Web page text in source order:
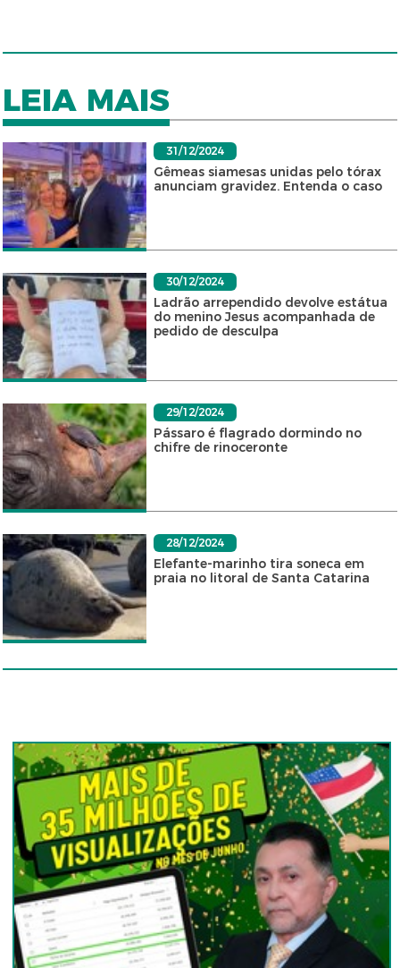
LEIA MAIS
31/12/2024
Gêmeas siamesas unidas pelo tórax
anunciam gravidez. Entenda o caso
30/12/2024
Ladrão arrependido devolve estátua
do menino Jesus acompanhada de
pedido de desculpa
29/12/2024
Pássaro é flagrado dormindo no
chifre de rinoceronte
28/12/2024
Elefante-marinho tira soneca em
praia no litoral de Santa Catarina